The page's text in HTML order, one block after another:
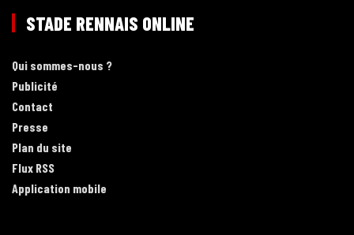
STADE RENNAIS ONLINE
Qui sommes-nous ?
Publicité
Contact
Presse
Plan du site
Flux RSS
Application mobile